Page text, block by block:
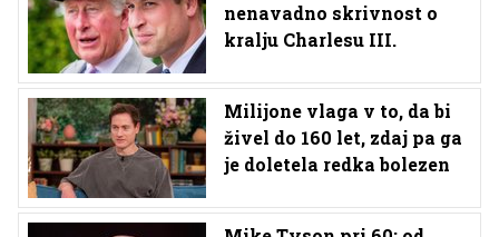
nenavadno skrivnost o
kralju Charlesu III.
Milijone vlaga v to, da bi
živel do 160 let, zdaj pa ga
je doletela redka bolezen